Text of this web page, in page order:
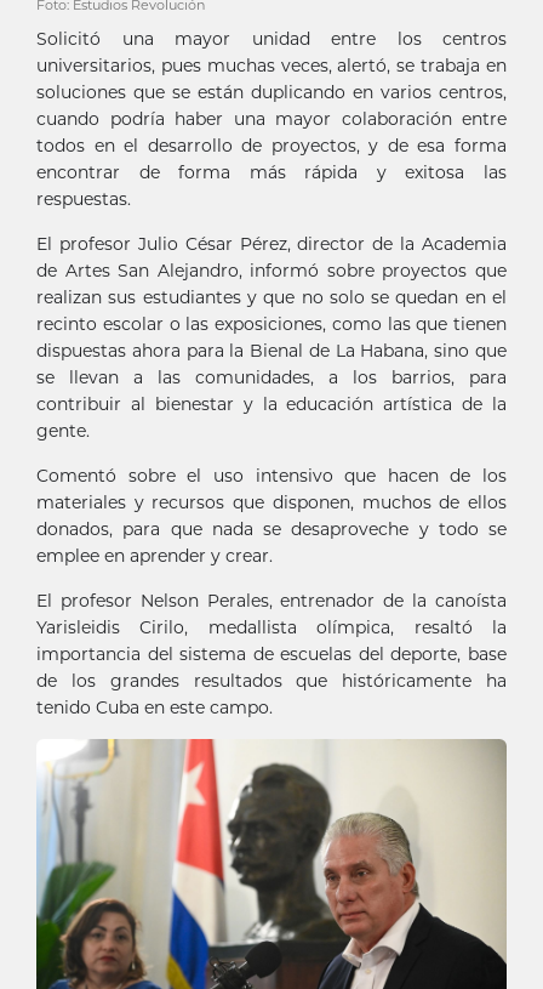
Foto: Estudios Revolución
Solicitó una mayor unidad entre los centros
universitarios, pues muchas veces, alertó, se trabaja en
soluciones que se están duplicando en varios centros,
cuando podría haber una mayor colaboración entre
todos en el desarrollo de proyectos, y de esa forma
encontrar de forma más rápida y exitosa las
respuestas.
El profesor Julio César Pérez, director de la Academia
de Artes San Alejandro, informó sobre proyectos que
realizan sus estudiantes y que no solo se quedan en el
recinto escolar o las exposiciones, como las que tienen
dispuestas ahora para la Bienal de La Habana, sino que
se llevan a las comunidades, a los barrios, para
contribuir al bienestar y la educación artística de la
gente.
Comentó sobre el uso intensivo que hacen de los
materiales y recursos que disponen, muchos de ellos
donados, para que nada se desaproveche y todo se
emplee en aprender y crear.
El profesor Nelson Perales, entrenador de la canoísta
Yarisleidis Cirilo, medallista olímpica, resaltó la
importancia del sistema de escuelas del deporte, base
de los grandes resultados que históricamente ha
tenido Cuba en este campo.